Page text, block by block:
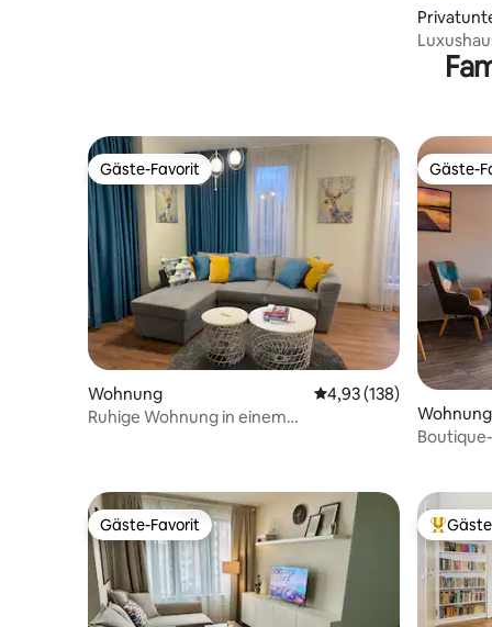
Gäste-Favorit
Gäste-Favorit
Wohnung Durchschnittliche
4,93 (138)
Ruhige Wohnung in einem
Gäste-
Gäste-
Wohnung
Gäste-Favorit
Gäste-Favorit